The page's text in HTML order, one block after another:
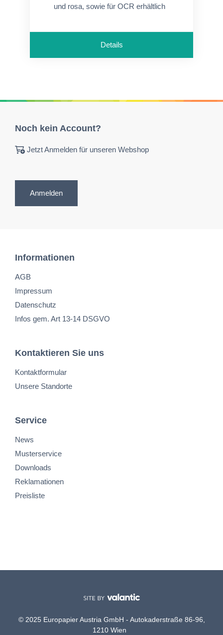
und rosa, sowie für OCR erhältlich
Details
Noch kein Account?
Jetzt Anmelden für unseren Webshop
Anmelden
Informationen
AGB
Impressum
Datenschutz
Infos gem. Art 13-14 DSGVO
Kontaktieren Sie uns
Kontaktformular
Unsere Standorte
Service
News
Musterservice
Downloads
Reklamationen
Preisliste
© 2025 Europapier Austria GmbH - Autokaderstraße 86-96,
1210 Wien